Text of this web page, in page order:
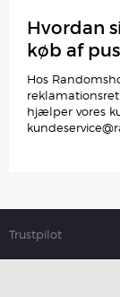
Hvordan
køb af
Hos
hjælper vores
Trustpilot